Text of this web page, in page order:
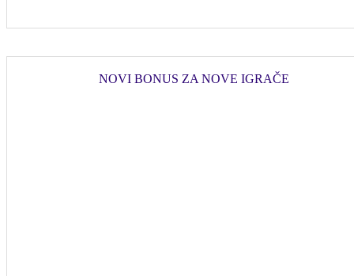
NOVI BONUS ZA NOVE IGRAČE